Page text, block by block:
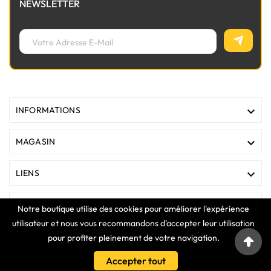
Notre boutique utilise des cookies pour améliorer l'expérience
utilisateur et nous vous recommandons d'accepter leur utilisation
pour profiter pleinement de votre navigation.
Accepter tout
NEWSLETTER
INFORMATIONS 
MAGASIN 
LIENS 
VOTRE COMPTE 
COPYRIGHT © 2025 Clavier Express